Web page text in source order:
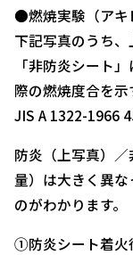
●燃焼実験（アキ
下記写真のうち
「非防炎シート
際の燃焼度合を示
JIS A 1322-1966
防炎（上写真）
量）は大きく異
のがわかります。
①防炎シート着火